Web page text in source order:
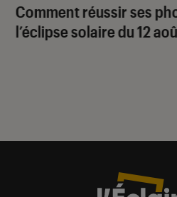
Comment réussir ses
l’éclipse solaire du 12